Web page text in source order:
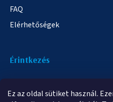
Ez az oldal sütiket használ.
FAQ
Elérhetőségek
Érintkezés